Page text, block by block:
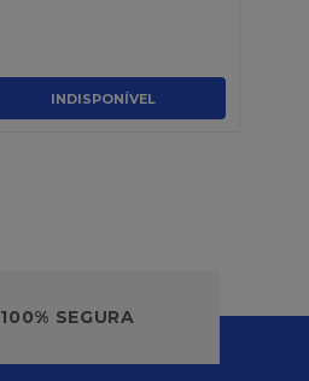
INDISPONÍVEL
100% SEGURA